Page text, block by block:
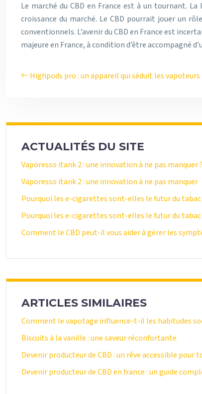
Le marché du CBD en France est à un tournant.
croissance du marché. Le CBD pourrait jouer un
conventionnels. L’avenir du CBD en France est
majeure en France, à condition d’être accompagné
Highpods pro : un appareil qui séduit les vapoteurs
ACTUALITÉS DU SITE
Vaporesso itank 2 : une innovation à ne pas manquer ?
Vaporesso itank 2 : une innovation à ne pas manquer
Pourquoi les e-cigarettes sont-elles le futur du tabac
Pourquoi les e-cigarettes sont-elles le futur du tabac
Comment le CBD peut-il vous aider à gérer les
ARTICLES SIMILAIRES
Comment le vapotage influence-t-il les habitudes
Biscuits à la vanille : une saveur réconfortante
Devenir producteur de CBD : un rêve accessible pour
Devenir producteur de CBD en france : un guide